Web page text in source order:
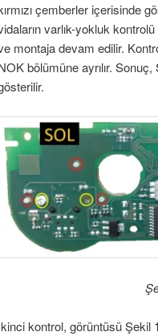
çemberler içerisinde
varlık-yokluk
montaja devam edilir.
bölümüne ayrılır.
kontrol, görüntüsü Şekil